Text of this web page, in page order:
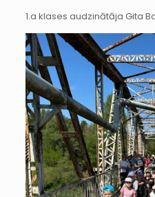
1.a klases audzinātāja Gita